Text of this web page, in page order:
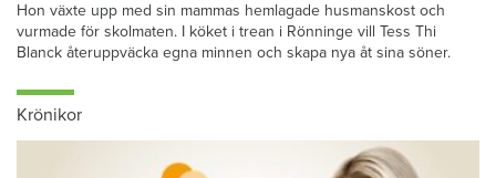
Hon växte upp med sin mammas hemlagade husmanskost och
vurmade för skolmaten. I köket i trean i Rönninge vill Tess Thi
Blanck återuppväcka egna minnen och skapa nya åt sina söner.
Krönikor